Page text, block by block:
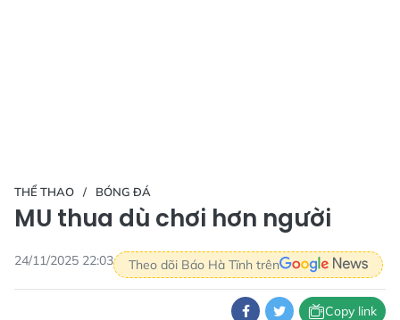
THỂ THAO BÓNG ĐÁ
MU thua dù chơi hơn người
24/11/2025 22:03 Theo dõi Báo Hà Tĩnh trên
Copy link